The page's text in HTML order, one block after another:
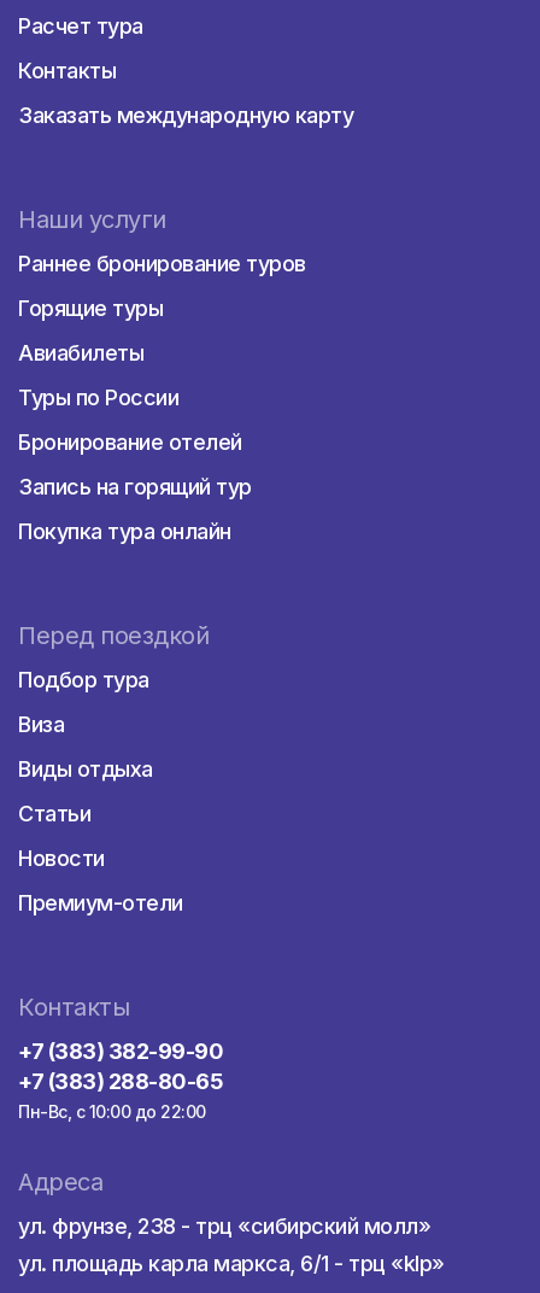
Расчет тура
Контакты
Заказать международную карту
Наши услуги
Раннее бронирование туров
Горящие туры
Авиабилеты
Туры по России
Бронирование отелей
Запись на горящий тур
Покупка тура онлайн
Перед поездкой
Подбор тура
Виза
Виды отдыха
Статьи
Новости
Премиум-отели
Контакты
+7 (383) 382-99-90
+7 (383) 288-80-65
Пн-Вс, с 10:00 до 22:00
Адреса
ул. фрунзе, 238 - трц «сибирский молл»
ул. площадь карла маркса, 6/1 - трц «klp»